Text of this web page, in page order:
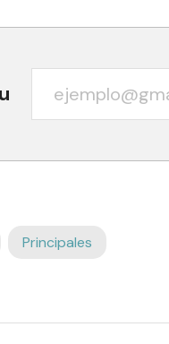
Principales